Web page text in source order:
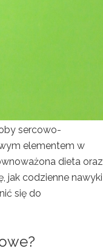
sercowo-
elementem w
dieta oraz
jak codzienne nawyki
się do